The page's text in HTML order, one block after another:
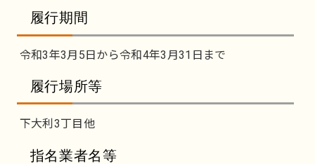
履行期間
令和3年3月5日から令和4年3月31日まで
履行場所等
下大利3丁目他
指名業者名等